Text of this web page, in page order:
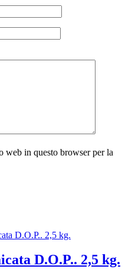
web in questo browser per la
D.O.P.. 2,5 kg.